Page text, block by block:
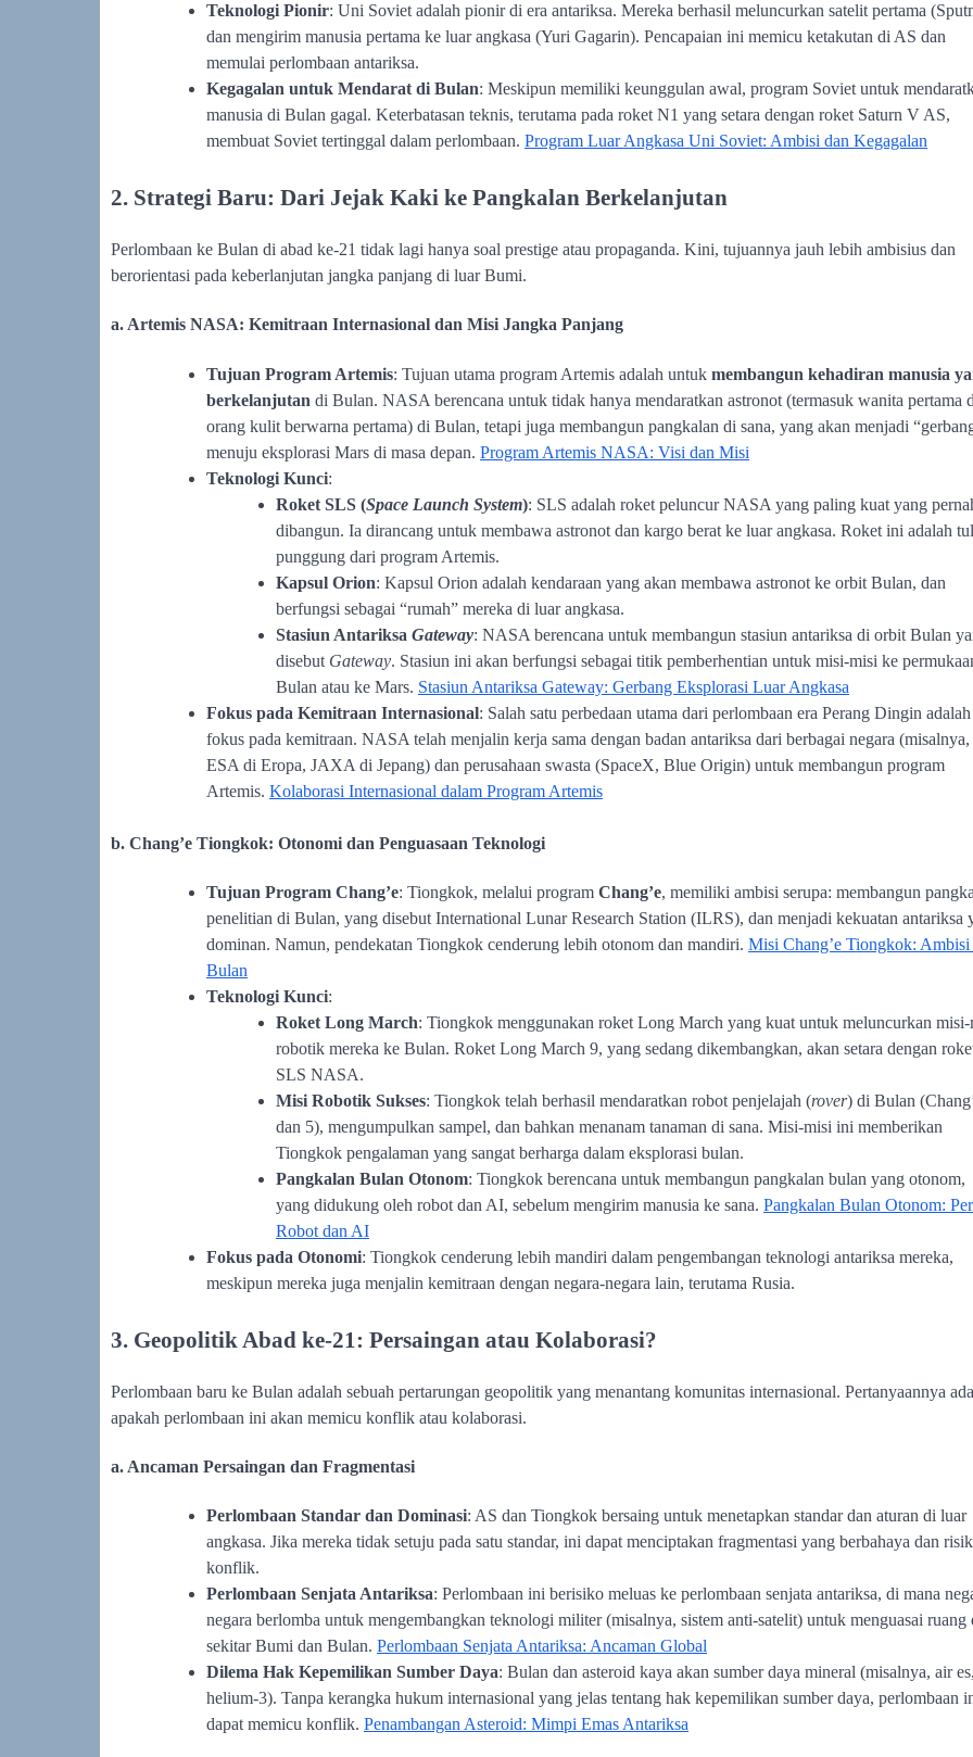
Teknologi Pionir: Uni Soviet adalah pionir di era antariksa. Mereka berhasil meluncurkan satelit pertama
dan mengirim manusia pertama ke luar angkasa (Yuri Gagarin). Pencapaian ini memicu ketakutan di AS dan
memulai perlombaan antariksa.
Kegagalan untuk Mendarat di Bulan: Meskipun memiliki keunggulan awal, program Soviet untuk
manusia di Bulan gagal. Keterbatasan teknis, terutama pada roket N1 yang setara dengan roket Saturn V AS,
membuat Soviet tertinggal dalam perlombaan. Program Luar Angkasa Uni Soviet: Ambisi dan Kegagalan
2. Strategi Baru: Dari Jejak Kaki ke Pangkalan Berkelanjutan
Perlombaan ke Bulan di abad ke-21 tidak lagi hanya soal prestige atau propaganda. Kini, tujuannya jauh lebih ambisius dan
berorientasi pada keberlanjutan jangka panjang di luar Bumi.
a. Artemis NASA: Kemitraan Internasional dan Misi Jangka Panjang
Tujuan Program Artemis: Tujuan utama program Artemis adalah untuk membangun kehadiran manusia
berkelanjutan di Bulan. NASA berencana untuk tidak hanya mendaratkan astronot (termasuk wanita pertama
orang kulit berwarna pertama) di Bulan, tetapi juga membangun pangkalan di sana, yang akan menjadi
menuju eksplorasi Mars di masa depan. Program Artemis NASA: Visi dan Misi
Teknologi Kunci:
Roket SLS (Space Launch System): SLS adalah roket peluncur NASA yang paling kuat yang
dibangun. Ia dirancang untuk membawa astronot dan kargo berat ke luar angkasa. Roket ini adalah
punggung dari program Artemis.
Kapsul Orion: Kapsul Orion adalah kendaraan yang akan membawa astronot ke orbit Bulan, dan
berfungsi sebagai “rumah” mereka di luar angkasa.
Stasiun Antariksa Gateway: NASA berencana untuk membangun stasiun antariksa di orbit Bulan
disebut Gateway. Stasiun ini akan berfungsi sebagai titik pemberhentian untuk misi-misi ke
Bulan atau ke Mars. Stasiun Antariksa Gateway: Gerbang Eksplorasi Luar Angkasa
Fokus pada Kemitraan Internasional: Salah satu perbedaan utama dari perlombaan era Perang Dingin adalah
fokus pada kemitraan. NASA telah menjalin kerja sama dengan badan antariksa dari berbagai negara (misalnya,
ESA di Eropa, JAXA di Jepang) dan perusahaan swasta (SpaceX, Blue Origin) untuk membangun program
Artemis. Kolaborasi Internasional dalam Program Artemis
b. Chang’e Tiongkok: Otonomi dan Penguasaan Teknologi
Tujuan Program Chang’e: Tiongkok, melalui program Chang’e, memiliki ambisi serupa: membangun
penelitian di Bulan, yang disebut International Lunar Research Station (ILRS), dan menjadi kekuatan antariksa
dominan. Namun, pendekatan Tiongkok cenderung lebih otonom dan mandiri. Misi Chang’e Tiongkok: Ambisi
Bulan
Teknologi Kunci:
Roket Long March: Tiongkok menggunakan roket Long March yang kuat untuk meluncurkan misi-
robotik mereka ke Bulan. Roket Long March 9, yang sedang dikembangkan, akan setara dengan
SLS NASA.
Misi Robotik Sukses: Tiongkok telah berhasil mendaratkan robot penjelajah (rover) di Bulan
dan 5), mengumpulkan sampel, dan bahkan menanam tanaman di sana. Misi-misi ini memberikan
Tiongkok pengalaman yang sangat berharga dalam eksplorasi bulan.
Pangkalan Bulan Otonom: Tiongkok berencana untuk membangun pangkalan bulan yang otonom,
yang didukung oleh robot dan AI, sebelum mengirim manusia ke sana. Pangkalan Bulan Otonom:
Robot dan AI
Fokus pada Otonomi: Tiongkok cenderung lebih mandiri dalam pengembangan teknologi antariksa mereka,
meskipun mereka juga menjalin kemitraan dengan negara-negara lain, terutama Rusia.
3. Geopolitik Abad ke-21: Persaingan atau Kolaborasi?
Perlombaan baru ke Bulan adalah sebuah pertarungan geopolitik yang menantang komunitas internasional. Pertanyaannya
apakah perlombaan ini akan memicu konflik atau kolaborasi.
a. Ancaman Persaingan dan Fragmentasi
Perlombaan Standar dan Dominasi: AS dan Tiongkok bersaing untuk menetapkan standar dan aturan di luar
angkasa. Jika mereka tidak setuju pada satu standar, ini dapat menciptakan fragmentasi yang berbahaya dan
konflik.
Perlombaan Senjata Antariksa: Perlombaan ini berisiko meluas ke perlombaan senjata antariksa, di mana
negara berlomba untuk mengembangkan teknologi militer (misalnya, sistem anti-satelit) untuk menguasai ruang
sekitar Bumi dan Bulan. Perlombaan Senjata Antariksa: Ancaman Global
Dilema Hak Kepemilikan Sumber Daya: Bulan dan asteroid kaya akan sumber daya mineral (misalnya, air es,
helium-3). Tanpa kerangka hukum internasional yang jelas tentang hak kepemilikan sumber daya, perlombaan
dapat memicu konflik. Penambangan Asteroid: Mimpi Emas Antariksa